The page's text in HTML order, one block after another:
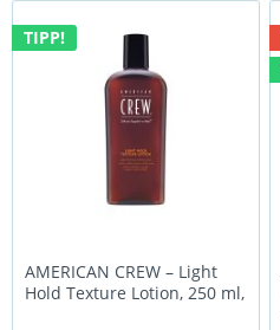
TIPP!
AMERICAN CREW – Light
Hold Texture Lotion, 250 ml,